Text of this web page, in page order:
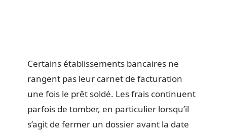
Certains établissements bancaires ne
rangent pas leur carnet de facturation
une fois le prêt soldé. Les frais continuent
parfois de tomber, en particulier lorsqu’il
s’agit de fermer un dossier avant la date